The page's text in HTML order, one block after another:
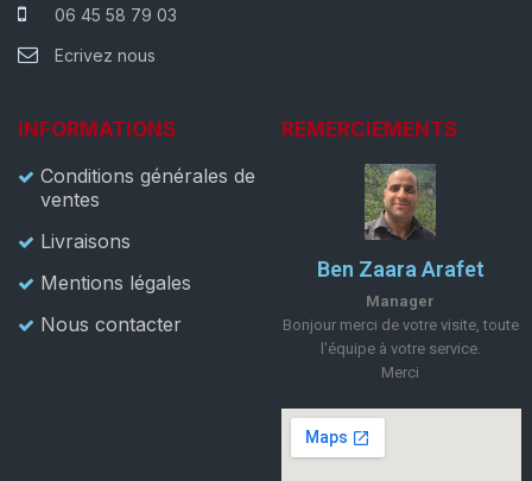
06 45 58 79 03
Ecrivez nous
INFORMATIONS
Conditions générales de
ventes
Livraisons
Mentions légales
Nous contacter
REMERCIEMENTS
Ben Zaara Arafet
Manager
Bonjour merci de votre visite, toute
l'équipe à votre service.
Merci